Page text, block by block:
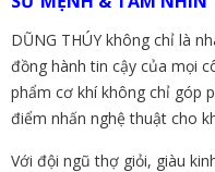
DŨNG THÚY không chỉ là
đồng hành tin cậy của mọi
phẩm cơ khí không chỉ góp
điểm nhấn nghệ thuật cho
Với đội ngũ thợ giỏi, giàu